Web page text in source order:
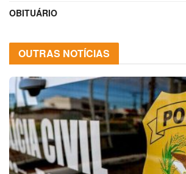
OBITUÁRIO
OUTRAS NOTÍCIAS